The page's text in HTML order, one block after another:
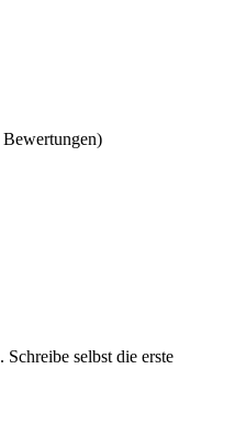
Bewertungen)
selbst die erste